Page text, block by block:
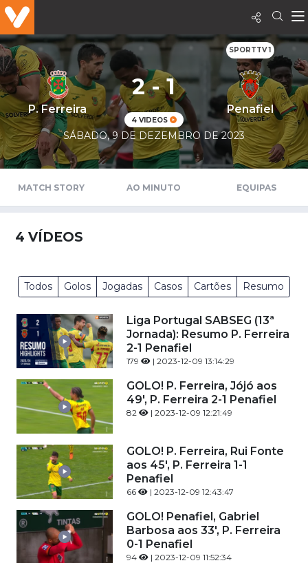
SPORTTV 1
P. Ferreira
2 - 1
4 VIDEOS
Penafiel
SÁBADO, 9 DE DEZEMBRO DE 2023
MATCH STORY AO MINUTO EQUIPAS
4 VÍDEOS
Todos Golos Jogadas Casos Cartões Resumo
Liga Portugal SABSEG (13ª
Jornada): Resumo P. Ferreira
2-1 Penafiel
179 | 2023-12-09 13:14:29
GOLO! P. Ferreira, Jójó aos
49', P. Ferreira 2-1 Penafiel
82 | 2023-12-09 12:21:49
GOLO! P. Ferreira, Rui Fonte
aos 45', P. Ferreira 1-1
Penafiel
66 | 2023-12-09 12:43:47
GOLO! Penafiel, Gabriel
Barbosa aos 33', P. Ferreira
0-1 Penafiel
94 | 2023-12-09 11:52:34